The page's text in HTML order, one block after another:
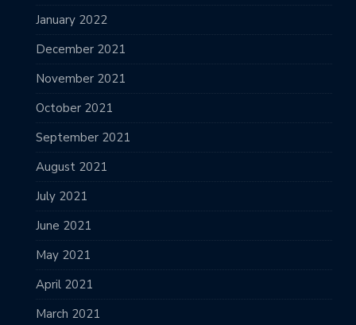
January 2022
December 2021
November 2021
October 2021
September 2021
August 2021
July 2021
June 2021
May 2021
April 2021
March 2021